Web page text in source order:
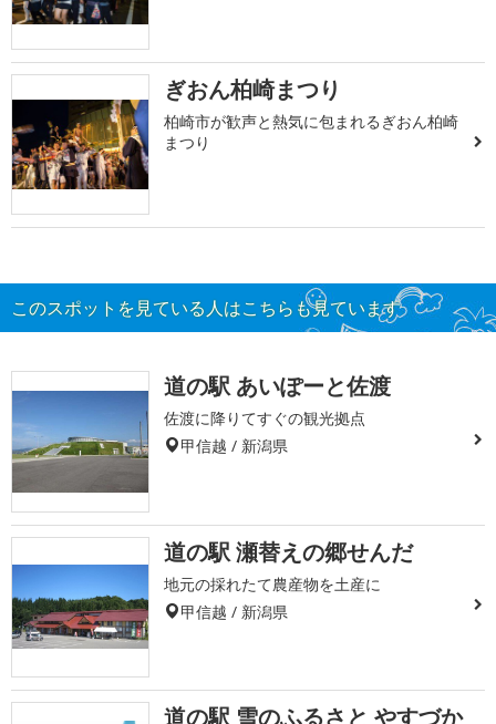
ぎおん柏崎まつり
柏崎市が歓声と熱気に包まれるぎおん柏崎
まつり
このスポットを見ている人はこちらも見ています
道の駅 あいぽーと佐渡
佐渡に降りてすぐの観光拠点
甲信越 / 新潟県
道の駅 瀬替えの郷せんだ
地元の採れたて農産物を土産に
甲信越 / 新潟県
道の駅 雪のふるさと やすづか